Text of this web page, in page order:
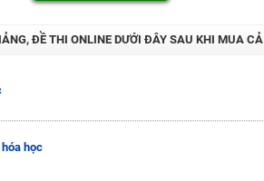
ĐỀ THI ONLINE DƯỚI ĐÂY SAU KHI MUA
học